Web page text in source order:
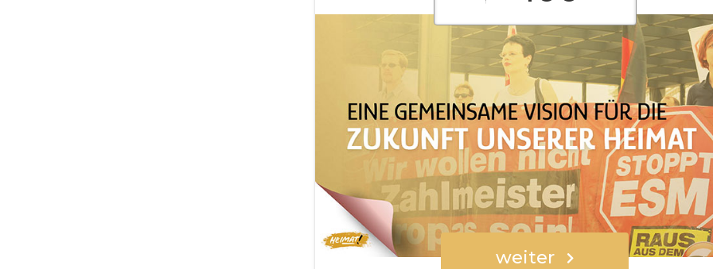
€10 €25 €50
€100 €250 Freier
weiter